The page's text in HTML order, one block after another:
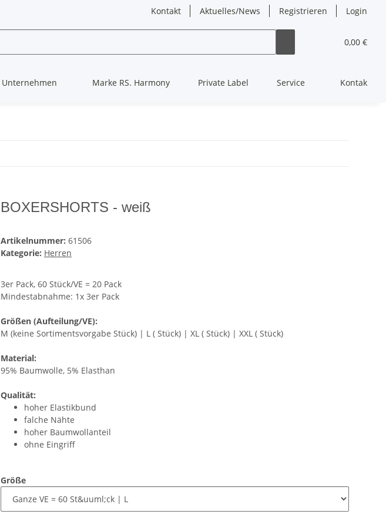
Kontakt Aktuelles/News Registrieren Login
0,00 €
Unternehmen Marke RS. Harmony Private Label Service Kontakt
BOXERSHORTS - weiß
Artikelnummer: 61506
Kategorie: Herren
3er Pack, 60 Stück/VE = 20 Pack
Mindestabnahme: 1x 3er Pack
Größen (Aufteilung/VE):
M (keine Sortimentsvorgabe Stück) | L ( Stück) | XL ( Stück) | XXL ( Stück)
Material:
95% Baumwolle, 5% Elasthan
Qualität:
hoher Elastikbund
falche Nähte
hoher Baumwollanteil
ohne Eingriff
Größe